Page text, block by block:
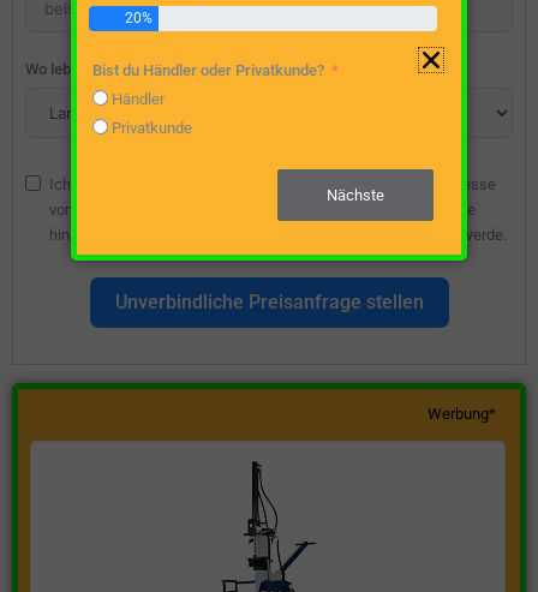
Wo lebst du?
Ich bin damit einverstanden, dass die angegebene E-Mail-Adresse
vom Webseitenbetreiber gespeichert wird, damit ich über diese
hinsichtlich eines unverbindlichen Preisangebots kontaktiert werde.
Unverbindliche Preisanfrage stellen
Werbung*
20%
Bist du Händler oder Privatkunde?
Händler
Privatkunde
Nächste